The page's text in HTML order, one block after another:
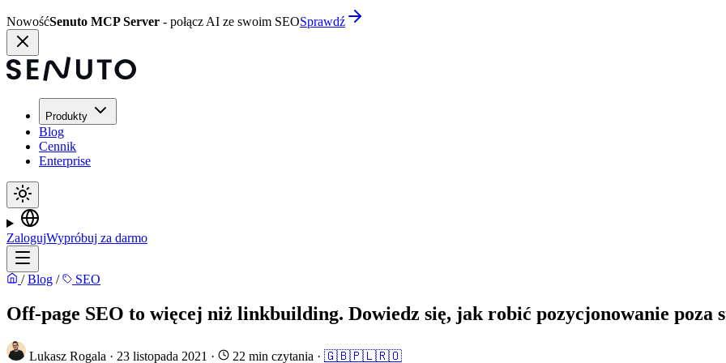
NowośćSenuto MCP Server - połącz AI ze swoim SEOSprawdź
Produkty
Blog
Cennik
Enterprise
ZalogujWypróbuj za darmo
/ Blog / SEO
Off-page SEO to więcej niż linkbuilding. Dowiedz się, jak robić pozycjonowanie poza
Lukasz Rogala · 23 listopada 2021 · 22 min czytania · 🇬🇧🇵🇱🇷🇴